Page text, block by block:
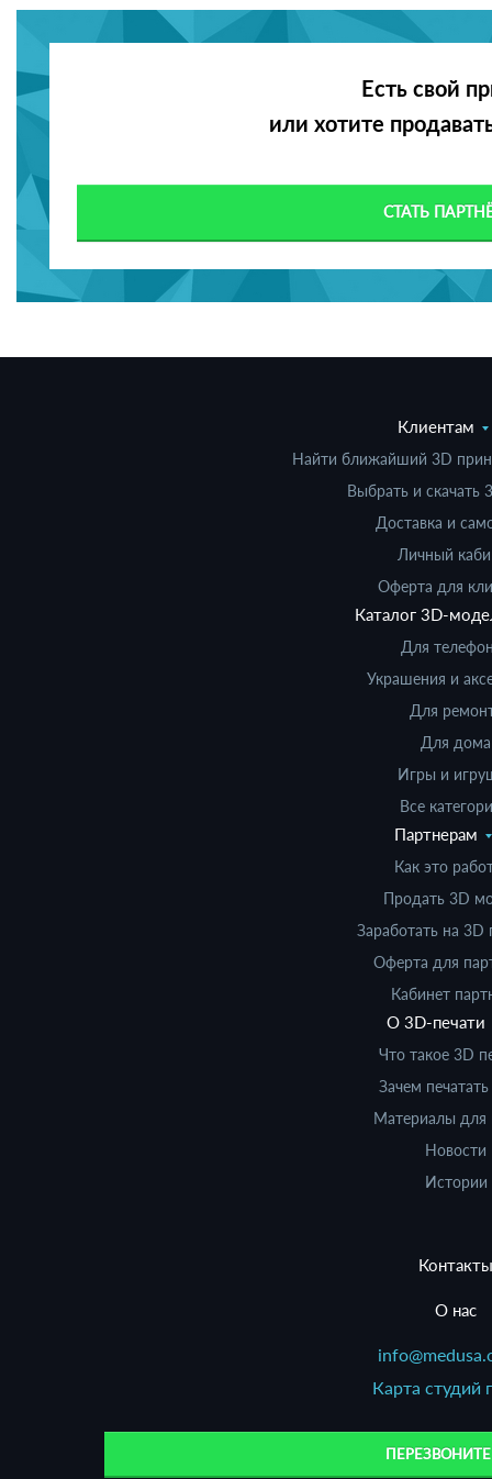
Есть свой
или хотите
СТАТЬ
Клиентам
Найти ближайший 3D
Выбрать и скачать
Доставка и
Личный
Оферта для
Каталог 3D-
Для
Украшения и
Для
Для дома
Игры и
Все
Партнерам
Как это
Продать 3D
Заработать на 3D
Оферта для
Кабинет
О 3D-печати
Что такое 3D
Зачем
Материалы для
Новости
Истории
Контакты
О нас
Карта студий